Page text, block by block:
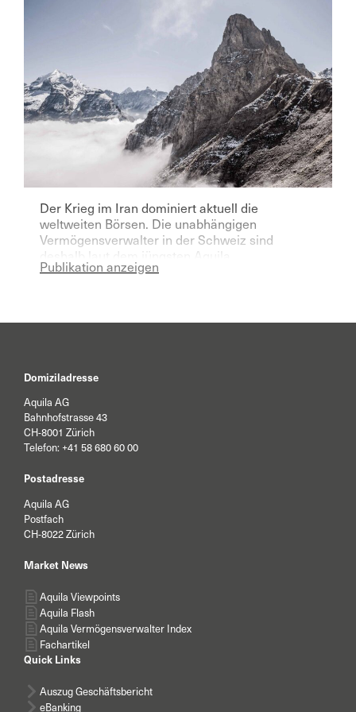
Der Krieg im Iran dominiert aktuell die
weltweiten Börsen. Die unabhängigen
Vermögensverwalter in der Schweiz sind
deshalb laut dem jüngsten Aquila
Vermögensverwalter Index für das laufende
Publikation anzeigen
Domiziladresse
Aquila AG
Bahnhofstrasse 43
CH-8001 Zürich
Telefon: +41 58 680 60 00
Postadresse
Aquila AG
Postfach
CH-8022 Zürich
Market News
Aquila Viewpoints
Aquila Flash
Aquila Vermögensverwalter Index
Fachartikel
Quick Links
Auszug Geschäftsbericht
eBanking